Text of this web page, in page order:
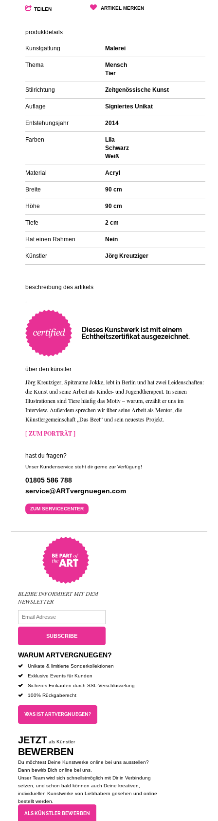
TEILEN ARTIKEL MERKEN
produktdetails
Kunstgattung Malerei
Thema
Mensch
Tier
Stilrichtung Zeitgenössische Kunst
Auflage Signiertes Unikat
Entstehungsjahr 2014
Farben
Lila
Schwarz
Weiß
Material Acryl
Breite 90 cm
Höhe 90 cm
Tiefe 2 cm
Hat einen Rahmen Nein
Künstler Jörg Kreutziger
beschreibung des artikels
.
Dieses Kunstwerk ist mit einem
Echtheitszertifikat ausgezeichnet.
über den künstler
Jörg Kreutziger, Spitzname Jokke, lebt in Berlin und hat zwei Leidenschaften:
die Kunst und seine Arbeit als Kinder- und Jugendtherapeut. In seinen
Illustrationen sind Tiere häufig das Motiv – warum, erzählt er uns im
Interview. Außerdem sprechen wir über seine Arbeit als Mentor, die
Künstlergemeinschaft „Das Beet“ und sein neuestes Projekt.
[ ZUM PORTRÄT ]
hast du fragen?
Unser Kundenservice steht dir gerne zur Verfügung!
01805 586 788
service@ARTvergnuegen.com
ZUM SERVICECENTER
BLEIBE INFORMIERT MIT DEM
NEWSLETTER
WARUM ARTVERGNUEGEN?
Unikate & limitierte Sonderkollektionen
Exklusive Events für Kunden
Sicheres Einkaufen durch SSL-Verschlüsselung
100% Rückgaberecht
WAS IST ARTVERGNUEGEN?
JETZT als Künstler
BEWERBEN
Du möchtest Deine Kunstwerke online bei uns ausstellen?
Dann bewirb Dich online bei uns.
Unser Team wird sich schnellstmöglich mit Dir in Verbindung
setzen, und schon bald können auch Deine kreativen,
individuellen Kunstwerke von Liebhabern gesehen und online
bestellt werden.
ALS KÜNSTLER BEWERBEN